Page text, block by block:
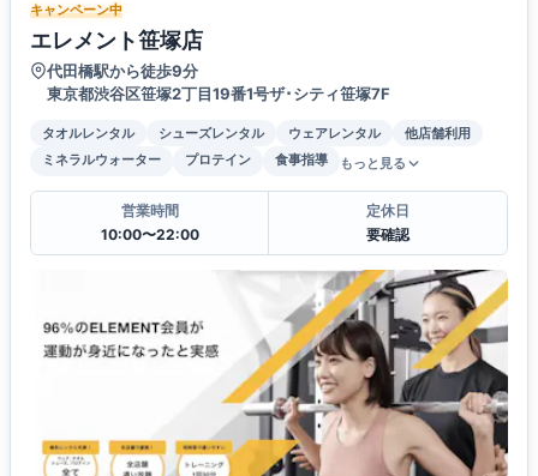
キャンペーン中
エレメント笹塚店
代田橋駅から徒歩9分
東京都渋谷区笹塚2丁目19番1号ザ･シティ笹塚7F
タオルレンタル シューズレンタル ウェアレンタル
他店舗利用
ミネラルウォーター
プロテイン 食事指導 もっと見る
営業時間
10:00〜22:00
定休日
要確認